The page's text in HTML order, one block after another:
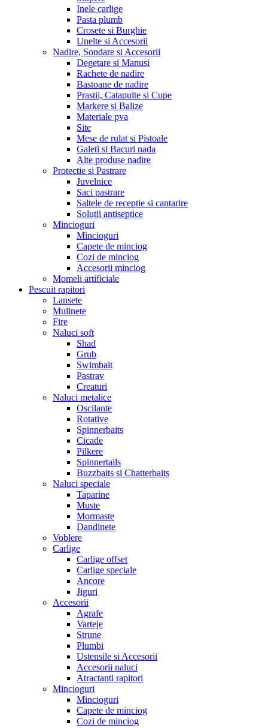
Inele carlige
Pasta plumb
Crosete si Burghie
Unelte si Accesorii
Nadire, Sondare si Accesorii
Degetare si Manusi
Rachete de nadire
Bastoane de nadire
Prastii, Catapulte si Cupe
Markere si Balize
Materiale pva
Site
Mese de rulat si Pistoale
Galeti si Bacuri nada
Alte produse nadire
Protectie si Pastrare
Juvelnice
Saci pastrare
Saltele de receptie si cantarire
Solutii antiseptice
Mincioguri
Mincioguri
Capete de minciog
Cozi de minciog
Accesorii minciog
Momeli artificiale
Pescuit rapitori
Lansete
Mulinete
Fire
Naluci soft
Shad
Grub
Swimbait
Pastrav
Creaturi
Naluci metalice
Oscilante
Rotative
Spinnerbaits
Cicade
Pilkere
Spinnertails
Buzzbaits si Chatterbaits
Naluci speciale
Taparine
Muste
Mormaste
Dandinete
Voblere
Carlige
Carlige offset
Carlige speciale
Ancore
Jiguri
Accesorii
Agrafe
Varteje
Strune
Plumbi
Ustensile si Accesorii
Accesorii naluci
Atractanti rapitori
Mincioguri
Mincioguri
Capete de minciog
Cozi de minciog